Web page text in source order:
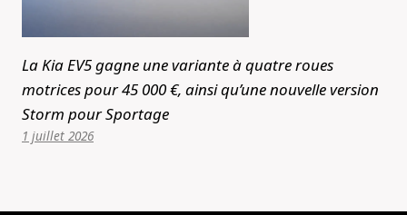
La Kia EV5 gagne une variante à quatre roues
motrices pour 45 000 €, ainsi qu’une nouvelle version
Storm pour Sportage
1 juillet 2026